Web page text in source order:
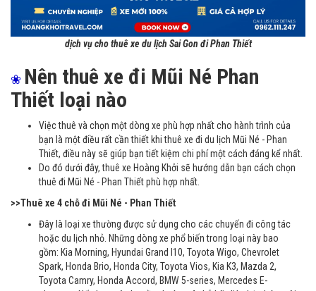
dịch vụ cho thuê xe du lịch Sai Gon đi Phan Thiết
❀ Nên thuê xe đi Mũi Né Phan
Thiết loại nào
Việc thuê và chọn một dòng xe phù hợp nhất cho hành trình của
bạn là một điều rất cần thiết khi thuê xe đi du lịch Mũi Né - Phan
Thiết, điều này sẽ giúp bạn tiết kiệm chi phí một cách đáng kể nhất.
Do đó dưới đây, thuê xe Hoàng Khởi sẽ hướng dẫn bạn cách chọn
thuê đi Mũi Né - Phan Thiết phù hợp nhất.
>>Thuê xe 4 chỗ đi Mũi Né - Phan Thiết
Đây là loại xe thường được sử dụng cho các chuyến đi công tác
hoặc du lịch nhỏ. Những dòng xe phổ biến trong loại này bao
gồm: Kia Morning, Hyundai Grand I10, Toyota Wigo, Chevrolet
Spark, Honda Brio, Honda City, Toyota Vios, Kia K3, Mazda 2,
Toyota Camry, Honda Accord, BMW 5-series, Mercedes E-